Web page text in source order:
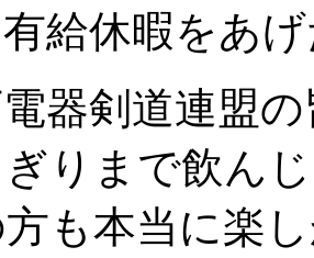
給休暇をあ
器剣道連盟
りまで飲ん
も本当に楽